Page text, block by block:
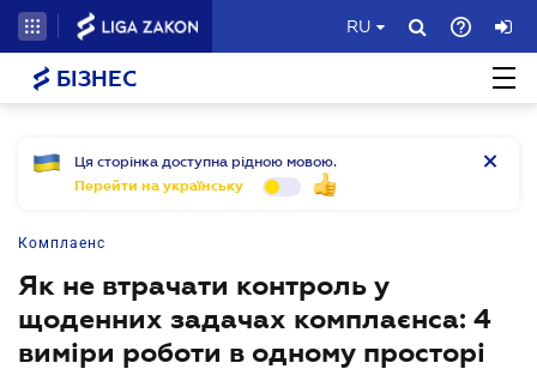
RU
БІЗНЕС
Ця сторінка доступна рідною мовою.
Перейти на українську
Комплаенс
Як не втрачати контроль у
щоденних задачах комплаєнса: 4
виміри роботи в одному просторі